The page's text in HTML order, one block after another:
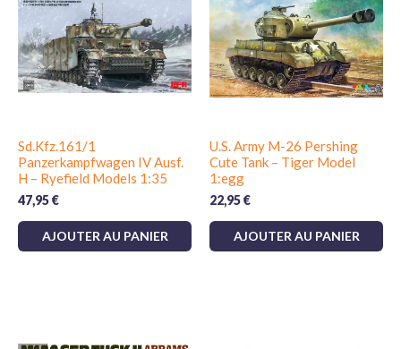
Sd.Kfz.161/1
Panzerkampfwagen IV Ausf.
H – Ryefield Models 1:35
47,95€
AJOUTER AU PANIER
U.S. Army M-26 Pershing
Cute Tank – Tiger Model
1:egg
22,95€
AJOUTER AU PANIER